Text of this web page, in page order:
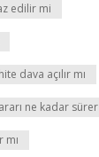
edilir mi
dava açılır mı
ne kadar sürer
mı